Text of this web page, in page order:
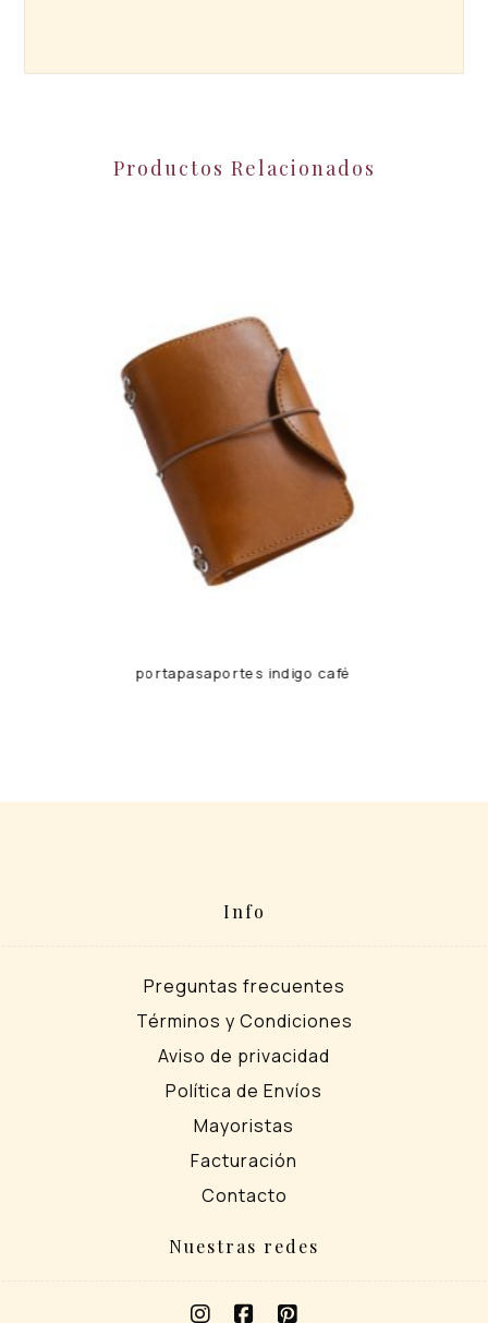
Productos Relacionados
portapasaportes indigo café
Info
Preguntas frecuentes
Términos y Condiciones
Aviso de privacidad
Política de Envíos
Mayoristas
Facturación
Contacto
Nuestras redes